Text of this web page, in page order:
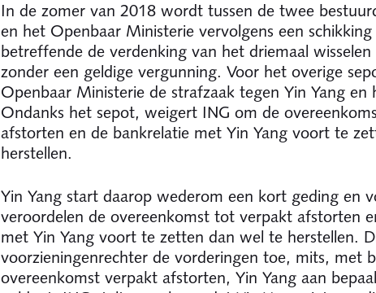
In de zomer van 2018 wordt tussen de twee
en het Openbaar Ministerie vervolgens een
betreffende de verdenking van het driemaal
zonder een geldige vergunning. Voor het overige
Openbaar Ministerie de strafzaak tegen Yin Yang en
Ondanks het sepot, weigert ING om de
afstorten en de bankrelatie met Yin Yang voort te
herstellen.
Yin Yang start daarop wederom een kort geding en
veroordelen de overeenkomst tot verpakt afstorten
met Yin Yang voort te zetten dan wel te herstellen.
voorzieningenrechter de vorderingen toe, mits, met
overeenkomst verpakt afstorten, Yin Yang aan